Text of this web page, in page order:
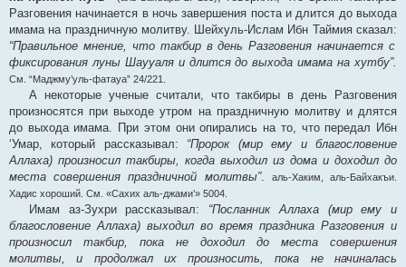
Разговения начинается в ночь завершения поста и длится до выхода
имама на праздничную молитву. Шейхуль-Ислам Ибн Таймия сказал:
“Правильное мнение, что такбир в день Разговения начинается с
фиксирования луны Шаууаля и длится до выхода имама на хутбу”.
См. “Маджму’уль-фатауа” 24/221.
А некоторые ученые считали, что такбиры в день Разговения
произносятся при выходе утром на праздничную молитву и длятся
до выхода имама. При этом они опирались на то, что передал Ибн
‘Умар, который рассказывал: “Пророк (мир ему и благословение
Аллаха) произносил такбиры, когда выходил из дома и доходил до
места совершения праздничной молитвы”.
аль-Хаким, аль-Байхакъи.
Хадис хороший. См. «Сахих аль-джами’» 5004.
Имам аз-Зухри рассказывал: “Посланник Аллаха (мир ему и
благословение Аллаха) выходил во время праздника Разговения и
произносил такбир, пока не доходил до места совершения
молитвы, и продолжал их произносить, пока не начиналась